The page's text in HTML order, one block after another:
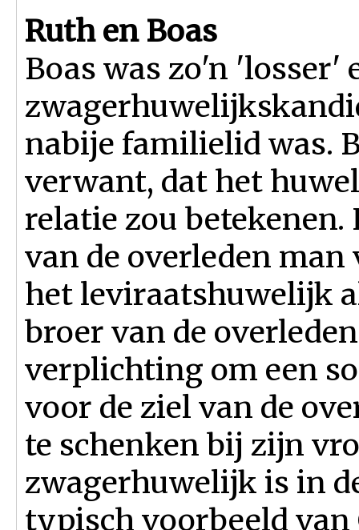
Ruth en Boas
Boas was zo'n 'losser'
nabije familielid was.
verwant, dat het
relatie zou
van de overleden
het leviraatshuwelijk
broer van de
verplichting om een
voor de ziel van de
te schenken bij zijn
zwagerhuwelijk is in
typisch voorbeeld van